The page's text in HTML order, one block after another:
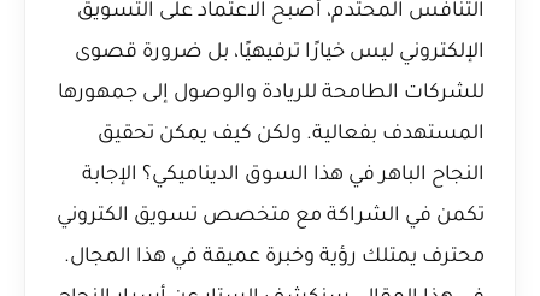
التنافس المحتدم، أصبح الاعتماد على التسويق
الإلكتروني ليس خيارًا ترفيهيًا، بل ضرورة قصوى
للشركات الطامحة للريادة والوصول إلى جمهورها
المستهدف بفعالية. ولكن كيف يمكن تحقيق
النجاح الباهر في هذا السوق الديناميكي؟ الإجابة
تكمن في الشراكة مع متخصص تسويق الكتروني
محترف يمتلك رؤية وخبرة عميقة في هذا المجال.